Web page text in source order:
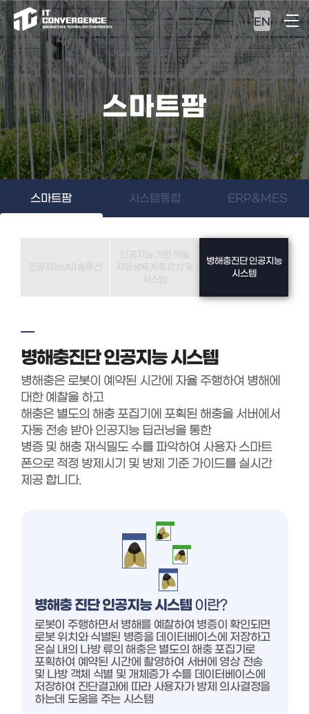
EN
스마트팜
스마트팜 시스템통합 ERP&MES
병해충진단 인공지능
시스템
병해충진단 인공지능 시스템
병해충은 로봇이 예약된 시간에 자율 주행하여 병해에
대한 예찰을 하고
해충은 별도의 해충 포집기에 포획된 해충을 서버에서
자동 전송 받아 인공지능 딥러닝을 통한
병증 및 해충 재식밀도 수를 파악하여 사용자 스마트
폰으로 적정 방제시기 및 방제 기준 가이드를 실시간
제공 합니다.
병해충 진단 인공지능 시스템 이란?
로봇이 주행하면서 병해를 예찰하여 병증이 확인되면
로봇 위치와 식별된 병증을 데이터베이스에 저장하고
온실 내의 나방 류의 해충은 별도의 해충 포집기로
포획하여 예약된 시간에 촬영하여 서버에 영상 전송
및 나방 객체 식별 및 개체증가 수를 데이터베이스에
저장하여 진단결과에 따라 사용자가 방제 의사결정을
하는데 도움을 주는 시스템